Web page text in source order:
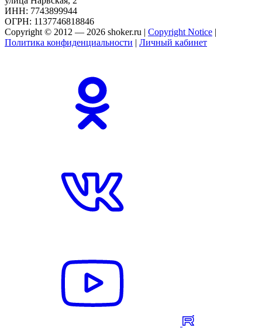
ИНН: 7743899944
ОГРН: 1137746818846
Copyright © 2012 — 2026 shoker.ru | Copyright Notice |
Политика конфиденциальности | Личный кабинет